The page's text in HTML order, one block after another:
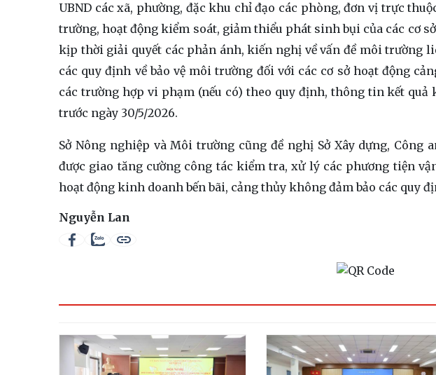
UBND các xã, phường, đặc khu chỉ đạo các phòng, đơn vị trực
trường, hoạt động kiểm soát, giảm thiểu phát sinh bụi của các cơ
kịp thời giải quyết các phản ánh, kiến nghị về vấn đề môi trường
các quy định về bảo vệ môi trường đối với các cơ sở hoạt động
các trường hợp vi phạm (nếu có) theo quy định, thông tin kết quả
trước ngày 30/5/2026.
Sở Nông nghiệp và Môi trường cũng đề nghị Sở Xây dựng,
được giao tăng cường công tác kiểm tra, xử lý các phương tiện
hoạt động kinh doanh bến bãi, cảng thủy không đảm bảo các quy
Nguyễn Lan